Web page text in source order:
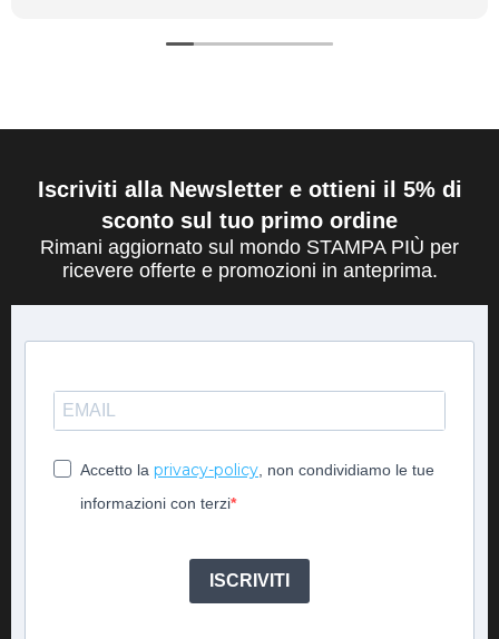
Iscriviti alla Newsletter e ottieni il 5% di
sconto sul tuo primo ordine
Rimani aggiornato sul mondo STAMPA PIÙ per
ricevere offerte e promozioni in anteprima.
Accetto la privacy-policy , non condividiamo le tue
informazioni con terzi
ISCRIVITI